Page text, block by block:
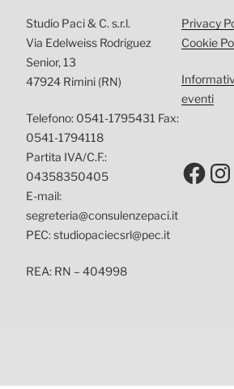
Studio Paci & C. s.r.l.
Via Edelweiss Rodriguez
Senior, 13
47924 Rimini (RN)
Telefono: 0541-1795431 Fax:
0541-1794118
Partita IVA/C.F.:
04358350405
E-mail:
segreteria@consulenzepaci.it
PEC: studiopaciecsrl@pec.it
REA: RN – 404998
Privacy
Cookie
eventi